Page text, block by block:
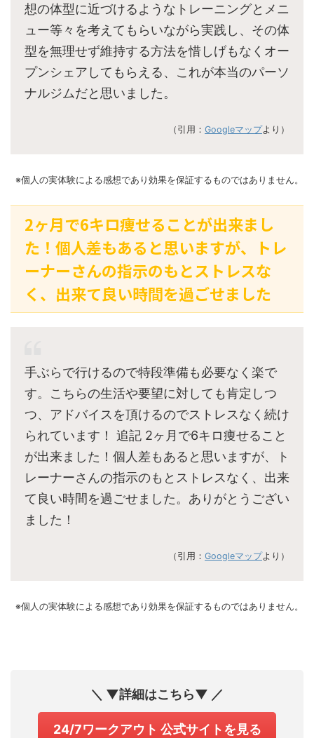
想の体型に近づけるようなトレーニングとメニ
ュー等々を考えてもらいながら実践し、その体
型を無理せず維持する方法を惜しげもなくオー
プンシェアしてもらえる、これが本当のパーソ
ナルジムだと思いました。
（引用： Googleマップより）
※個人の実体験による感想であり効果を保証するものではありません。
2ヶ月で6キロ痩せることが出来まし
た！個人差もあると思いますが、トレ
ーナーさんの指示のもとストレスな
く、出来て良い時間を過ごせました
手ぶらで行けるので特段準備も必要なく楽で
す。こちらの生活や要望に対しても肯定しつ
つ、アドバイスを頂けるのでストレスなく続け
られています！ 追記 2ヶ月で6キロ痩せること
が出来ました！個人差もあると思いますが、ト
レーナーさんの指示のもとストレスなく、出来
て良い時間を過ごせました。ありがとうござい
ました！
（引用： Googleマップより）
※個人の実体験による感想であり効果を保証するものではありません。
＼ ▼詳細はこちら▼ ／
24/7ワークアウト 公式サイトを見る